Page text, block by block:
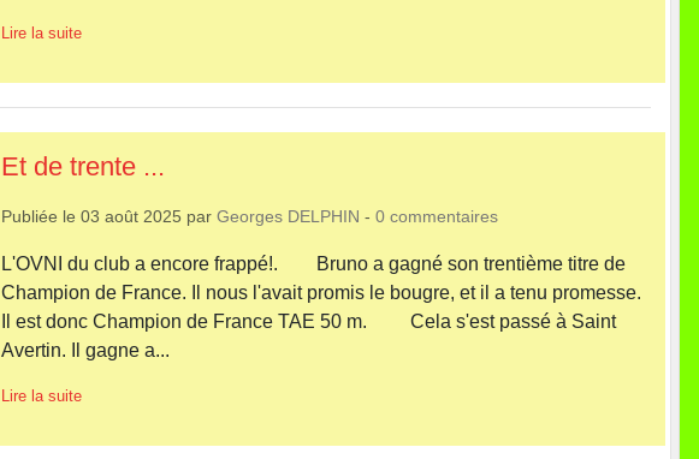
Lire la suite
Et de trente ...
Publiée le03 août 2025 parGeorges DELPHIN -0 commentaires
L'OVNI du club a encore frappé!. Bruno a gagné son trentième titre de
Champion de France. Il nous l'avait promis le bougre, et il a tenu promesse.
Il est donc Champion de France TAE 50 m. Cela s'est passé à Saint
Avertin. Il gagne a...
Lire la suite